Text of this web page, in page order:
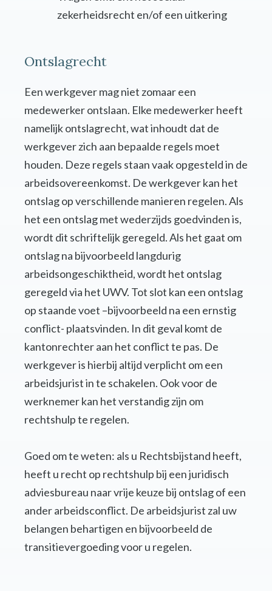
zekerheidsrecht en/of een uitkering
Ontslagrecht
Een werkgever mag niet zomaar een
medewerker ontslaan. Elke medewerker heeft
namelijk ontslagrecht, wat inhoudt dat de
werkgever zich aan bepaalde regels moet
houden. Deze regels staan vaak opgesteld in de
arbeidsovereenkomst. De werkgever kan het
ontslag op verschillende manieren regelen. Als
het een ontslag met wederzijds goedvinden is,
wordt dit schriftelijk geregeld. Als het gaat om
ontslag na bijvoorbeeld langdurig
arbeidsongeschiktheid, wordt het ontslag
geregeld via het UWV. Tot slot kan een ontslag
op staande voet –bijvoorbeeld na een ernstig
conflict- plaatsvinden. In dit geval komt de
kantonrechter aan het conflict te pas. De
werkgever is hierbij altijd verplicht om een
arbeidsjurist in te schakelen. Ook voor de
werknemer kan het verstandig zijn om
rechtshulp te regelen.
Goed om te weten: als u Rechtsbijstand heeft,
heeft u recht op rechtshulp bij een juridisch
adviesbureau naar vrije keuze bij ontslag of een
ander arbeidsconflict. De arbeidsjurist zal uw
belangen behartigen en bijvoorbeeld de
transitievergoeding voor u regelen.